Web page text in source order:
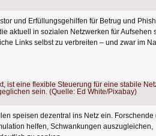
und Erfüllungsgehilfen für Betrug und
aktuell in sozialen Netzwerken für Aufsehen
Links selbst zu verbreiten – und zwar im
speisen dezentral ins Netz ein. Forschende
helfen, Schwankungen auszugleichen,